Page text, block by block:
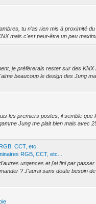
tu n'as rien mis à proximité du
mais c'est peut-être un peu
je préfèrerais rester sur des KNX
beaucoup le design des Jung
les premiers postes, il semble que
Jung me plait bien mais avec
CCT, etc.
RGB, CCT, etc...
urgences et j'ai fini par
? J'aurai sans doute besoin